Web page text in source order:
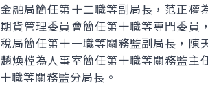
融局簡任第十二職等副局長，范正
貨管理委員會簡任第十職等專門委
局簡任第十一職等關務監副局長，
煥樘為人事室簡任第十職等關務監
職等關務監分局長。